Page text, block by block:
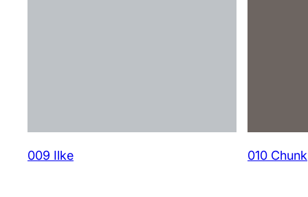
009 Ilke 010 Chunk